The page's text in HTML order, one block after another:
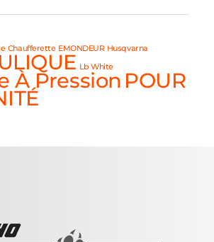
Chaufferette EMONDEUR Husqvarna
Lb White
À Pression POUR